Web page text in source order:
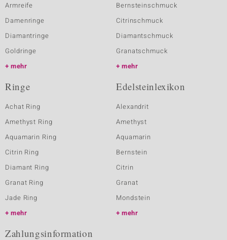
Armreife
Damenringe
Diamantringe
Goldringe
mehr
Bernsteinschmuck
Citrinschmuck
Diamantschmuck
Granatschmuck
mehr
Ringe
Achat Ring
Amethyst Ring
Aquamarin Ring
Citrin Ring
Diamant Ring
Granat Ring
Jade Ring
mehr
Edelsteinlexikon
Alexandrit
Amethyst
Aquamarin
Bernstein
Citrin
Granat
Mondstein
mehr
Zahlungsinformation